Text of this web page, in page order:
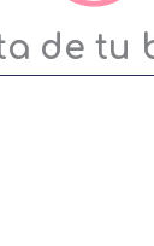
de tu